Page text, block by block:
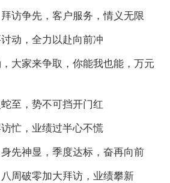
访争先，客户服务，情义无限
动，全力以赴向前冲
大家来争取，你能我也能，万元
至，势不可挡开门红
忙，业绩过半心不慌
先神显，季度达标，奋再向前
周破零加大拜访，业绩攀新